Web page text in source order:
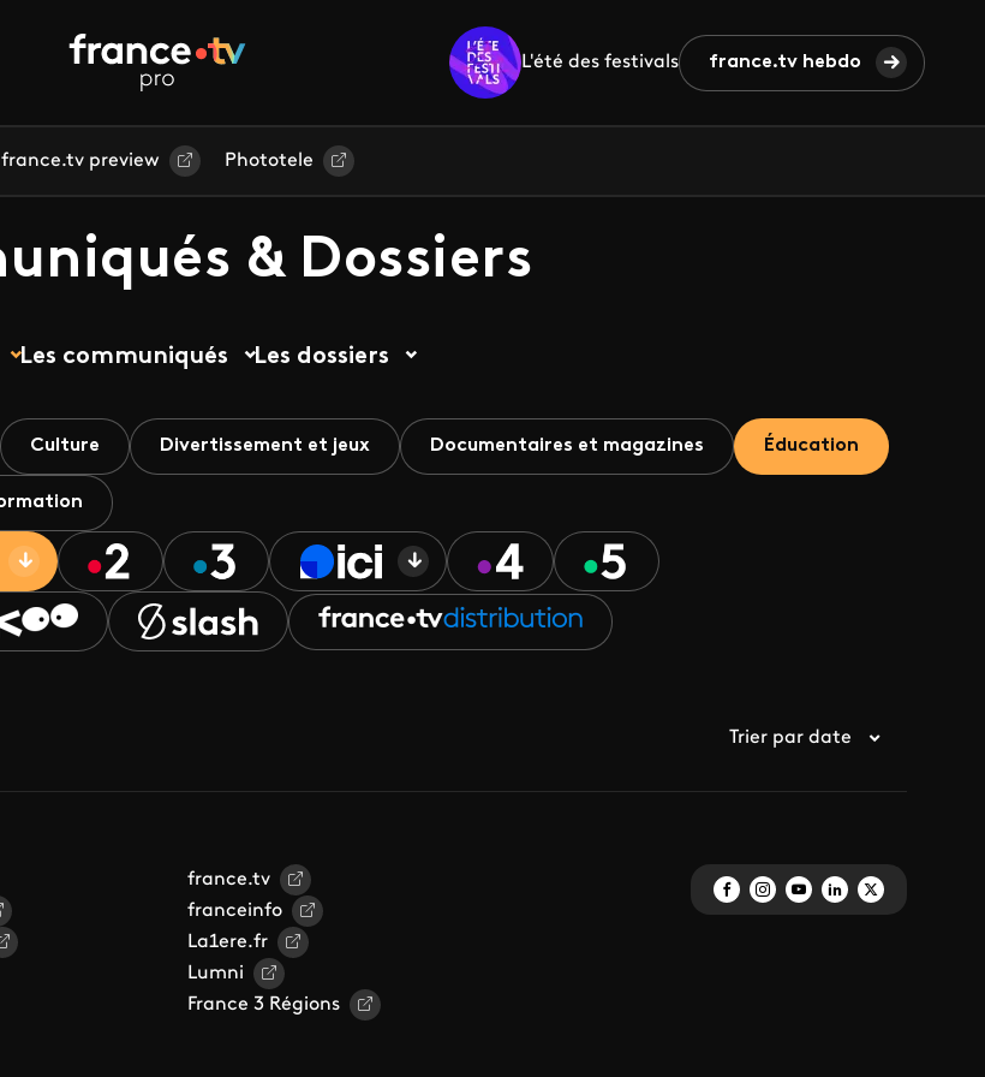
L'été des festivals france.tv hebdo
france.tv preview Phototele
& Dossiers
Les communiqués Les dossiers
Culture Divertissement et jeux Documentaires et magazines Éducation
Trier par date
france.tv
franceinfo
La1ere.fr
Lumni
France 3 Régions